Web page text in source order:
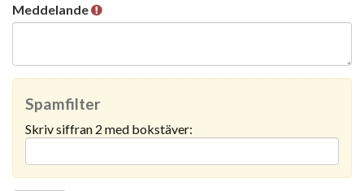
Meddelande
Spamfilter
Skriv siffran 2 med bokstäver: